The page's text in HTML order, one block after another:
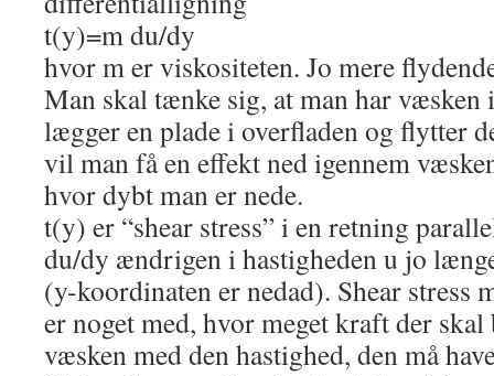
t(y)=m du/dy
hvor m er viskositeten. Jo mere
Man skal tænke sig, at man har
lægger en plade i overfladen og flytter
vil man få en effekt ned igennem
hvor dybt man er nede.
t(y) er “shear stress” i en retning
du/dy ændrigen i hastigheden u jo
(y-koordinaten er nedad). Shear stress
er noget med, hvor meget kraft der
væsken med den hastighed, den må